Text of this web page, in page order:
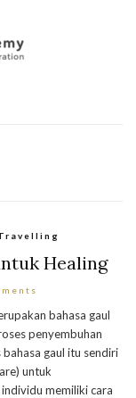
Healing
bahasa gaul
penyembuhan
gaul itu sendiri
untuk
memiliki cara